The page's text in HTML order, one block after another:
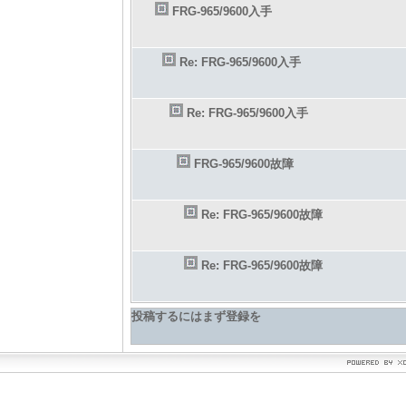
FRG-965/9600入手
Re: FRG-965/9600入手
Re: FRG-965/9600入手
FRG-965/9600故障
Re: FRG-965/9600故障
Re: FRG-965/9600故障
投稿するにはまず登録を